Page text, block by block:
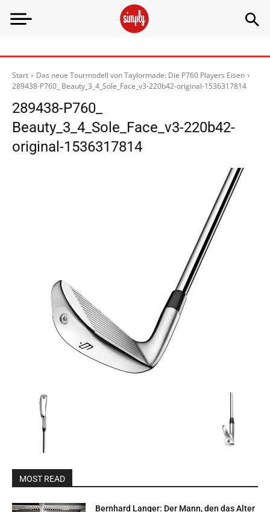
Start
Das neue Tourmodell von Taylormade: Die P760 Players Eisen
289438-P760_ Beauty_3_4_Sole_Face_v3-220b42-original-1536317814
289438-P760_
Beauty_3_4_Sole_Face_v3-220b42-
original-1536317814
MOST READ
Bernhard Langer: Der Mann, den das Alter